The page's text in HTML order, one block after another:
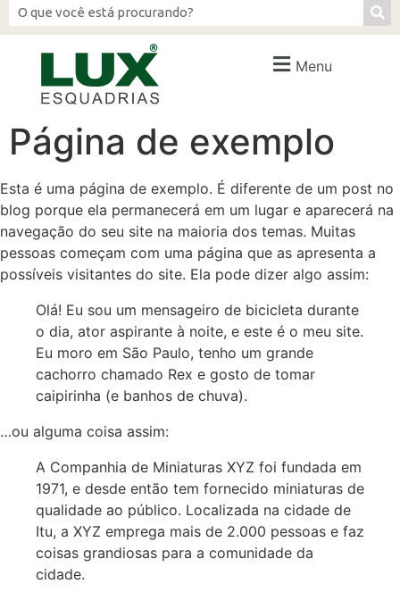
Menu
Página de exemplo
Esta é uma página de exemplo. É diferente de um post no
blog porque ela permanecerá em um lugar e aparecerá na
navegação do seu site na maioria dos temas. Muitas
pessoas começam com uma página que as apresenta a
possíveis visitantes do site. Ela pode dizer algo assim:
Olá! Eu sou um mensageiro de bicicleta durante
o dia, ator aspirante à noite, e este é o meu site.
Eu moro em São Paulo, tenho um grande
cachorro chamado Rex e gosto de tomar
caipirinha (e banhos de chuva).
…ou alguma coisa assim:
A Companhia de Miniaturas XYZ foi fundada em
1971, e desde então tem fornecido miniaturas de
qualidade ao público. Localizada na cidade de
Itu, a XYZ emprega mais de 2.000 pessoas e faz
coisas grandiosas para a comunidade da
cidade.